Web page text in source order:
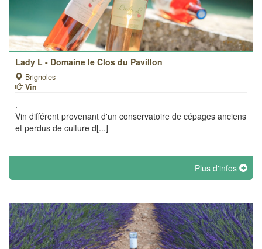
Lady L - Domaine le Clos du Pavillon
Brignoles
Vin
.
Vin différent provenant d'un conservatoire de cépages anciens
et perdus de culture d[...]
Plus d'infos